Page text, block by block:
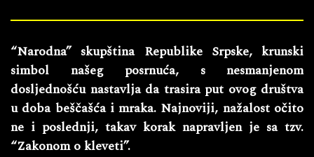
“Narodna” skupština Republike Srpske, krunski
simbol našeg posrnuća, s nesmanjenom
dosljednošću nastavlja da trasira put ovog društva
u doba beščašća i mraka. Najnoviji, nažalost očito
ne i poslednji, takav korak napravljen je sa tzv.
“Zakonom o kleveti”.